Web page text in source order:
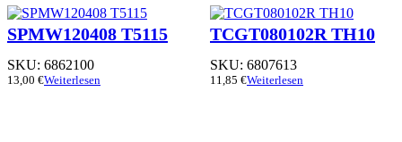
SPMW120408 T5115
SKU: 6862100
13,00 €Weiterlesen
TCGT080102R TH10
SKU: 6807613
11,85 €Weiterlesen